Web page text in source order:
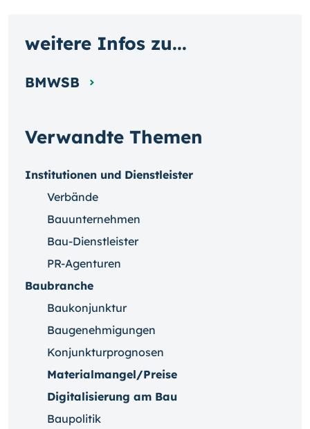
Verwandte Themen
Institutionen und Dienstleister
Verbände
Bauunternehmen
Bau-Dienstleister
PR-Agenturen
Baubranche
Baukonjunktur
Baugenehmigungen
Konjunkturprognosen
Materialmangel/Preise
Digitalisierung am Bau
Baupolitik
weitere Infos zu...
BMWSB